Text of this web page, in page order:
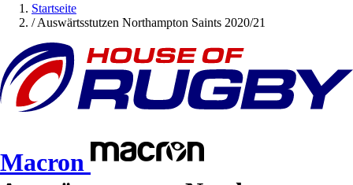
Startseite
/ Auswärtsstutzen Northampton Saints 2020/21
Macron